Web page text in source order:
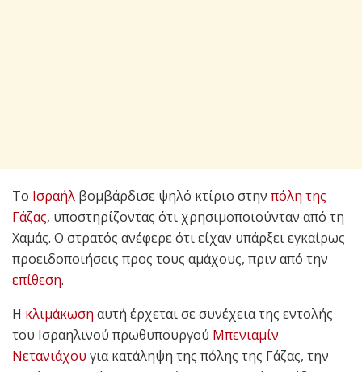
Το Ισραήλ βομβάρδισε ψηλό κτίριο στην πόλη της
Γάζας, υποστηρίζοντας ότι χρησιμοποιούνταν από τη
Χαμάς. Ο στρατός ανέφερε ότι είχαν υπάρξει εγκαίρως
προειδοποιήσεις προς τους αμάχους, πριν από την
επίθεση.
Η κλιμάκωση αυτή έρχεται σε συνέχεια της εντολής
του Ισραηλινού πρωθυπουργού Μπενιαμίν
Νετανιάχου για κατάληψη της πόλης της Γάζας, την